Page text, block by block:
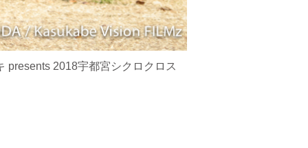
presents 2018宇都宮シクロクロス